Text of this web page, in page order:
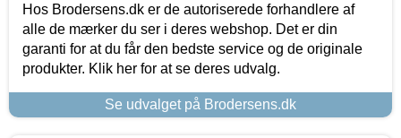
Hos Brodersens.dk er de autoriserede forhandlere af
alle de mærker du ser i deres webshop. Det er din
garanti for at du får den bedste service og de originale
produkter. Klik her for at se deres udvalg.
Se udvalget på Brodersens.dk